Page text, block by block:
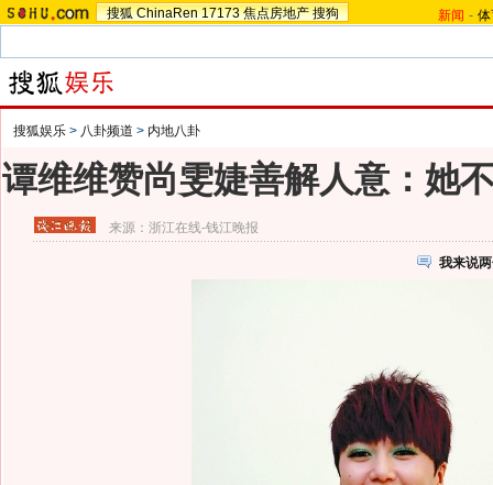
搜狐 ChinaRen 17173 焦点房地产 搜狗 新闻 -
搜狐娱乐 > 八卦频道 > 内地八卦
谭维维赞尚雯婕善解人意：她
来源： 浙江在线-钱江晚报
我来说